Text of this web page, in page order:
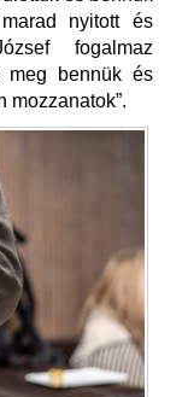
nyitott és
fogalmaz
meg bennük és
mozzanatok”.